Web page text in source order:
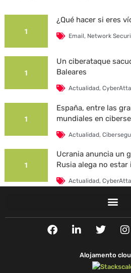
1
¿Qué hacer si eres
Email, Network
1
Un ciberataque
Baleares
Actualidad,
1
España, entre las
mundiales en
Actualidad,
1
Ucrania anuncia un
Rusia alega no
Actualidad,
La Universidad
Actualidad,
F
a
L
i
k
T
w
t
t
I
n
t
a
Alojamento